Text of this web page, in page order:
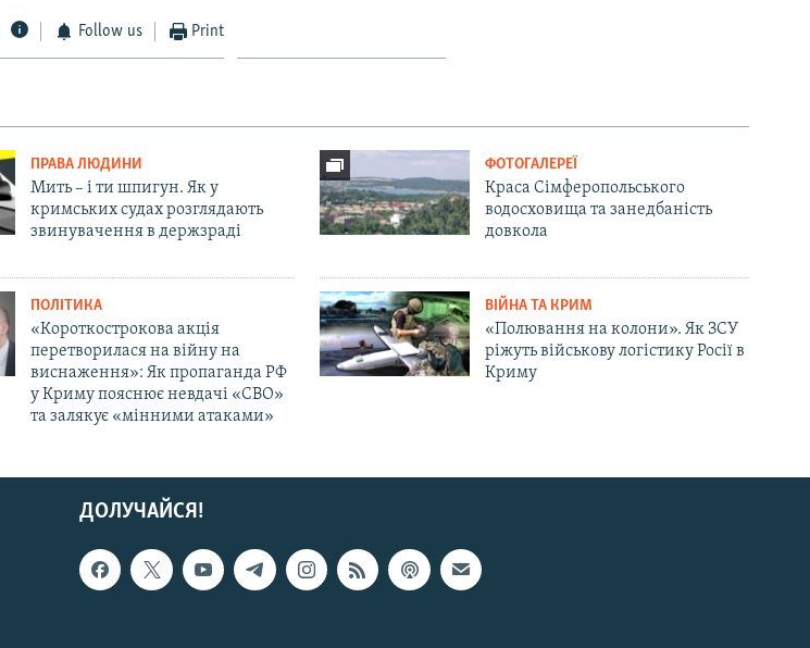
Follow us Print
ПРАВА ЛЮДИНИ
Мить – і ти шпигун. Як у
кримських судах розглядають
звинувачення в держзраді
ФОТОГАЛЕРЕЇ
Краса Сімферопольського
водосховища та занедбаність
довкола
ПОЛІТИКА
«Короткострокова акція
перетворилася на війну на
виснаження»: Як пропаганда РФ
у Криму пояснює невдачі «СВО»
та залякує «мінними атаками»
ВІЙНА ТА КРИМ
«Полювання на колони». Як ЗСУ
ріжуть військову логістику Росії в
Криму
ДОЛУЧАЙСЯ!